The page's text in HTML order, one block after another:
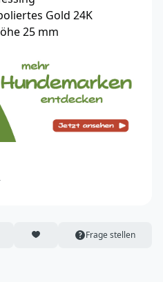
Gold 24K
25 mm
TEILEN
TWITTER TEILENARTIKEL AUF DIE MERKLISTE
Frage stellen